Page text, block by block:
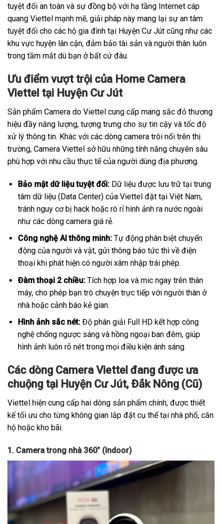
tuyệt đối an toàn và sự đồng bộ với hạ tầng Internet cáp
quang Viettel mạnh mẽ, giải pháp này mang lại sự an tâm
tuyệt đối cho các hộ gia đình tại Huyện Cư Jút cũng như các
khu vực huyện lân cận, đảm bảo tài sản và người thân luôn
trong tầm mắt dù bạn ở bất cứ đâu.
Ưu điểm vượt trội của Home Camera
Viettel tại Huyện Cư Jút
Sản phẩm Camera do Viettel cung cấp mang sắc đỏ thương
hiệu đầy năng lượng, tượng trưng cho sự tin cậy và tốc độ
xử lý thông tin. Khác với các dòng camera trôi nổi trên thị
trường, Camera Viettel sở hữu những tính năng chuyên sâu
phù hợp với nhu cầu thực tế của người dùng địa phương.
Bảo mật dữ liệu tuyệt đối:Dữ liệu được lưu trữ tại trung
tâm dữ liệu (Data Center) của Viettel đặt tại Việt Nam,
tránh nguy cơ bị hack hoặc rò rỉ hình ảnh ra nước ngoài
như các dòng camera giá rẻ.
Công nghệ AI thông minh:Tự động phân biệt chuyển
động của người và vật, gửi thông báo tức thì về điện
thoại khi phát hiện có người xâm nhập trái phép.
Đàm thoại 2 chiều:Tích hợp loa và mic ngay trên thân
máy, cho phép bạn trò chuyện trực tiếp với người thân ở
nhà hoặc cảnh báo kẻ gian.
Hình ảnh sắc nét:Độ phân giải Full HD kết hợp công
nghệ chống ngược sáng và hồng ngoại ban đêm, giúp
hình ảnh luôn rõ nét trong mọi điều kiện ánh sáng.
Các dòng Camera Viettel đang được ưa
chuộng tại Huyện Cư Jút, Đắk Nông (Cũ)
Viettel hiện cung cấp hai dòng sản phẩm chính, được thiết
kế tối ưu cho từng không gian lắp đặt cụ thể tại nhà phố, căn
hộ hoặc kho bãi.
1. Camera trong nhà 360° (Indoor)